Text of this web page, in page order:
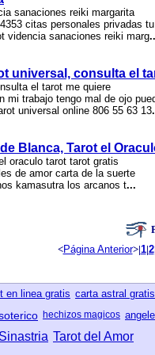
sanaciones reiki margarita
citas personales privadas tu
videncia sanaciones reiki marg
universal, consulta el
el tarot me quiere
mi trabajo tengo mal de ojo
universal online 806 55 63 13
Blanca, Tarot el
oraculo tarot tarot gratis
de amor carta de la suerte
kamasutra los arcanos t...
<Página Anterior>|1|2|
en linea gratis carta astral gratis
hechizos magicos
Sinastria Tarot del Amor